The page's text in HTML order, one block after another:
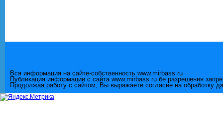
Вся информация на сайте-собственность www.mirbass.ru
Публикация информации с сайта www.mirbass.ru бе разрешения
Продолжая работу с сайтом, Вы выражаете согласие на обработку